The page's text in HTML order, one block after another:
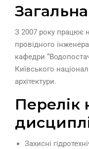
З 2007 року працює
провідного
кафедри
Київського
архітектури.
Перелік
Захисні